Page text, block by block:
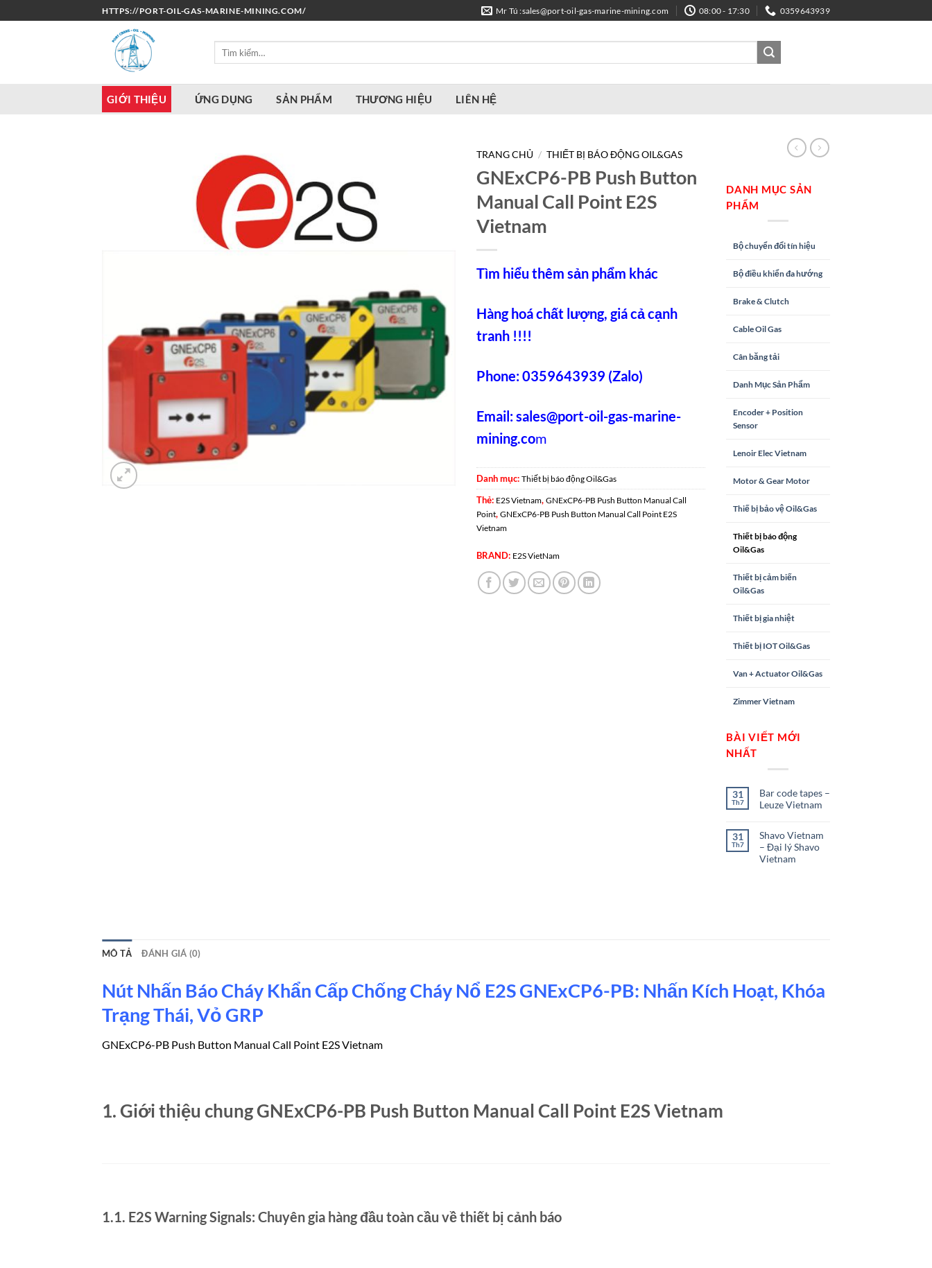
qua
HTTPS://PORT-OIL-GAS-MARINE-MINING.COM/ Mr Tú :sales@port-oil-gas-marine-mining.com 08:00 - 17:30 0359643939
GIỚI THIỆU ỨNG DỤNG SẢN PHẨM THƯƠNG HIỆU LIÊN HỆ
TRANG CHỦ / THIẾT BỊ BÁO ĐỘNG OIL&GAS
GNExCP6-PB Push Button
Manual Call Point E2S
Vietnam
Tìm hiểu thêm sản phẩm khác
Hàng hoá chất lượng, giá cả cạnh
tranh !!!!
Phone: 0359643939 (Zalo)
Email:sales@port-oil-gas-marine-
mining.com
Danh mục: Thiết bị báo động Oil&Gas
Thẻ: E2S Vietnam, GNExCP6-PB Push Button Manual Call
Point, GNExCP6-PB Push Button Manual Call Point E2S
Vietnam
BRAND: E2S VietNam
DANH MỤC SẢN
PHẨM
Bộ chuyển đổi tín hiệu
Bộ điều khiển đa hướng
Brake & Clutch
Cable Oil Gas
Cân băng tải
Danh Mục Sản Phẩm
Encoder + Position
Sensor
Lenoir Elec Vietnam
Motor & Gear Motor
Thiế bị bảo vệ Oil&Gas
Thiết bị báo động
Oil&Gas
Thiết bị cảm biến
Oil&Gas
Thiết bị gia nhiệt
Thiết bị IOT Oil&Gas
Van + Actuator Oil&Gas
Zimmer Vietnam
BÀI VIẾT MỚI
NHẤT
31
Th7
Bar code tapes –
Leuze Vietnam
31
Th7
Shavo Vietnam
– Đại lý Shavo
Vietnam
MÔ TẢ ĐÁNH GIÁ (0)
Nút Nhấn Báo Cháy Khẩn Cấp Chống Cháy Nổ E2S GNExCP6-PB: Nhấn Kích Hoạt, Khóa
Trạng Thái, Vỏ GRP
GNExCP6-PB Push Button Manual Call Point E2S Vietnam
1. Giới thiệu chung GNExCP6-PB Push Button Manual Call Point E2S Vietnam
1.1. E2S Warning Signals: Chuyên gia hàng đầu toàn cầu về thiết bị cảnh báo